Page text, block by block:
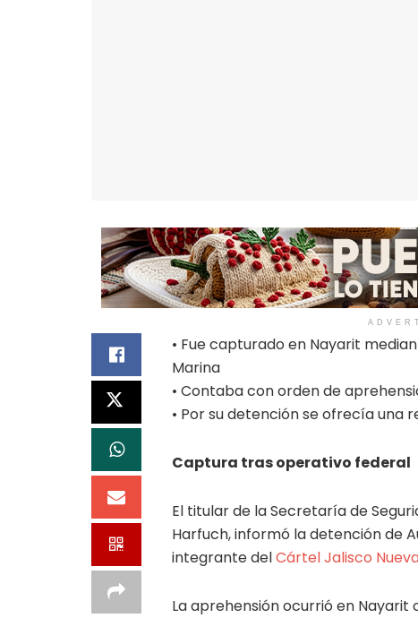
• Fue capturado en Nayarit
Marina
• Contaba con orden de
• Por su detención se ofrecía una
Captura tras operativo federal
El titular de la Secretaría de
Harfuch, informó la detención de
integrante delCártel Jalisco
La aprehensión ocurrió en